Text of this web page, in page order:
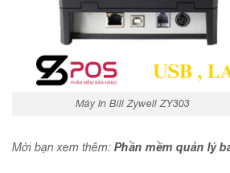
Máy In Bill Zywell ZY303
Mời bạn xem thêm: Phần mềm quản lý